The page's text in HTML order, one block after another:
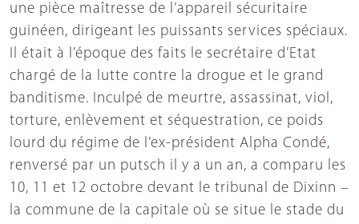
une pièce maîtresse de l’appareil sécuritaire
guinéen, dirigeant les puissants services spéciaux.
Il était à l’époque des faits le secrétaire d’Etat
chargé de la lutte contre la drogue et le grand
banditisme. Inculpé de meurtre, assassinat, viol,
torture, enlèvement et séquestration, ce poids
lourd du régime de l’ex-président Alpha Condé,
renversé par un putsch il y a un an, a comparu les
10, 11 et 12 octobre devant le tribunal de Dixinn –
la commune de la capitale où se situe le stade du